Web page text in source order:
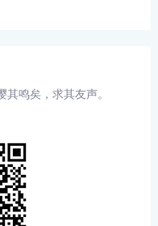
鸣矣，求其友声。